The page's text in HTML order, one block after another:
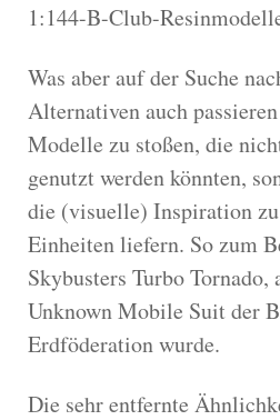
1:144-B-Club-
Was aber auf der Suche
Alternativen auch
Modelle zu stoßen, die
genutzt werden könnten,
die (visuelle) Inspiration zu
Einheiten liefern. So zum
Skybusters Turbo Tornado,
Unknown Mobile Suit der
Erdföderation wurde.
Die sehr entfernte